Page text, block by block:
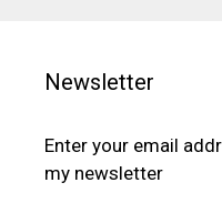
Newsletter
Enter your email
my newsletter